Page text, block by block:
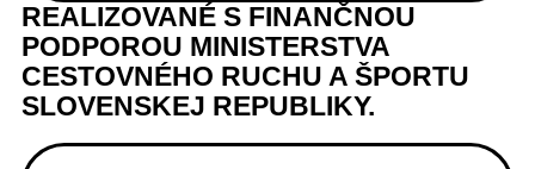
REALIZOVANÉ S FINANČNOU
PODPOROU MINISTERSTVA
CESTOVNÉHO RUCHU A ŠPORTU
SLOVENSKEJ REPUBLIKY.